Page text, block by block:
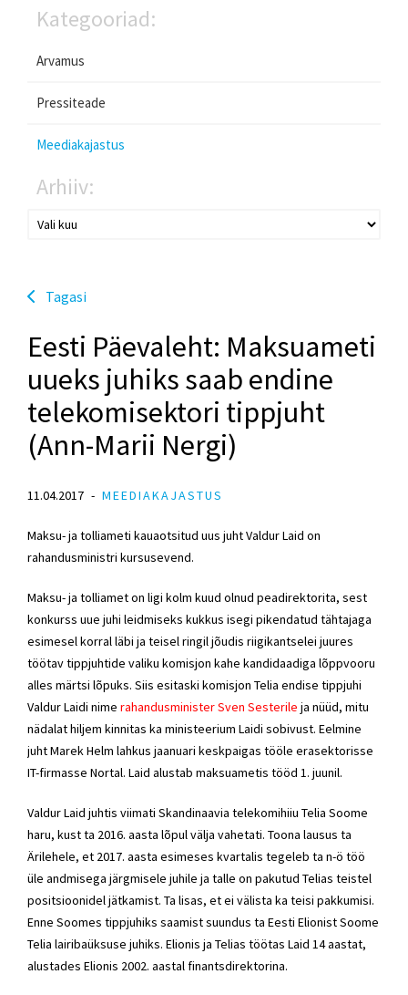
Kategooriad:
Arvamus
Pressiteade
Meediakajastus
Arhiiv:
Tagasi
Eesti Päevaleht: Maksuameti
uueks juhiks saab endine
telekomisektori tippjuht
(Ann-Marii Nergi)
11.04.2017 MEEDIAKAJASTUS
Maksu- ja tolliameti kauaotsitud uus juht Valdur Laid on
rahandusministri kursusevend.
Maksu- ja tolliamet on ligi kolm kuud olnud peadirektorita, sest
konkurss uue juhi leidmiseks kukkus isegi pikendatud tähtajaga
esimesel korral läbi ja teisel ringil jõudis riigikantselei juures
töötav tippjuhtide valiku komisjon kahe kandidaadiga lõppvooru
alles märtsi lõpuks. Siis esitaski komisjon Telia endise tippjuhi
Valdur Laidi nime rahandusminister Sven Sesterile ja nüüd, mitu
nädalat hiljem kinnitas ka ministeerium Laidi sobivust. Eelmine
juht Marek Helm lahkus jaanuari keskpaigas tööle erasektorisse
IT-firmasse Nortal. Laid alustab maksuametis tööd 1. juunil.
Valdur Laid juhtis viimati Skandinaavia telekomihiiu Telia Soome
haru, kust ta 2016. aasta lõpul välja vahetati. Toona lausus ta
Ärilehele, et 2017. aasta esimeses kvartalis tegeleb ta n-ö töö
üle andmisega järgmisele juhile ja talle on pakutud Telias teistel
positsioonidel jätkamist. Ta lisas, et ei välista ka teisi pakkumisi.
Enne Soomes tippjuhiks saamist suundus ta Eesti Elionist Soome
Telia lairibaüksuse juhiks. Elionis ja Telias töötas Laid 14 aastat,
alustades Elionis 2002. aastal finantsdirektorina.